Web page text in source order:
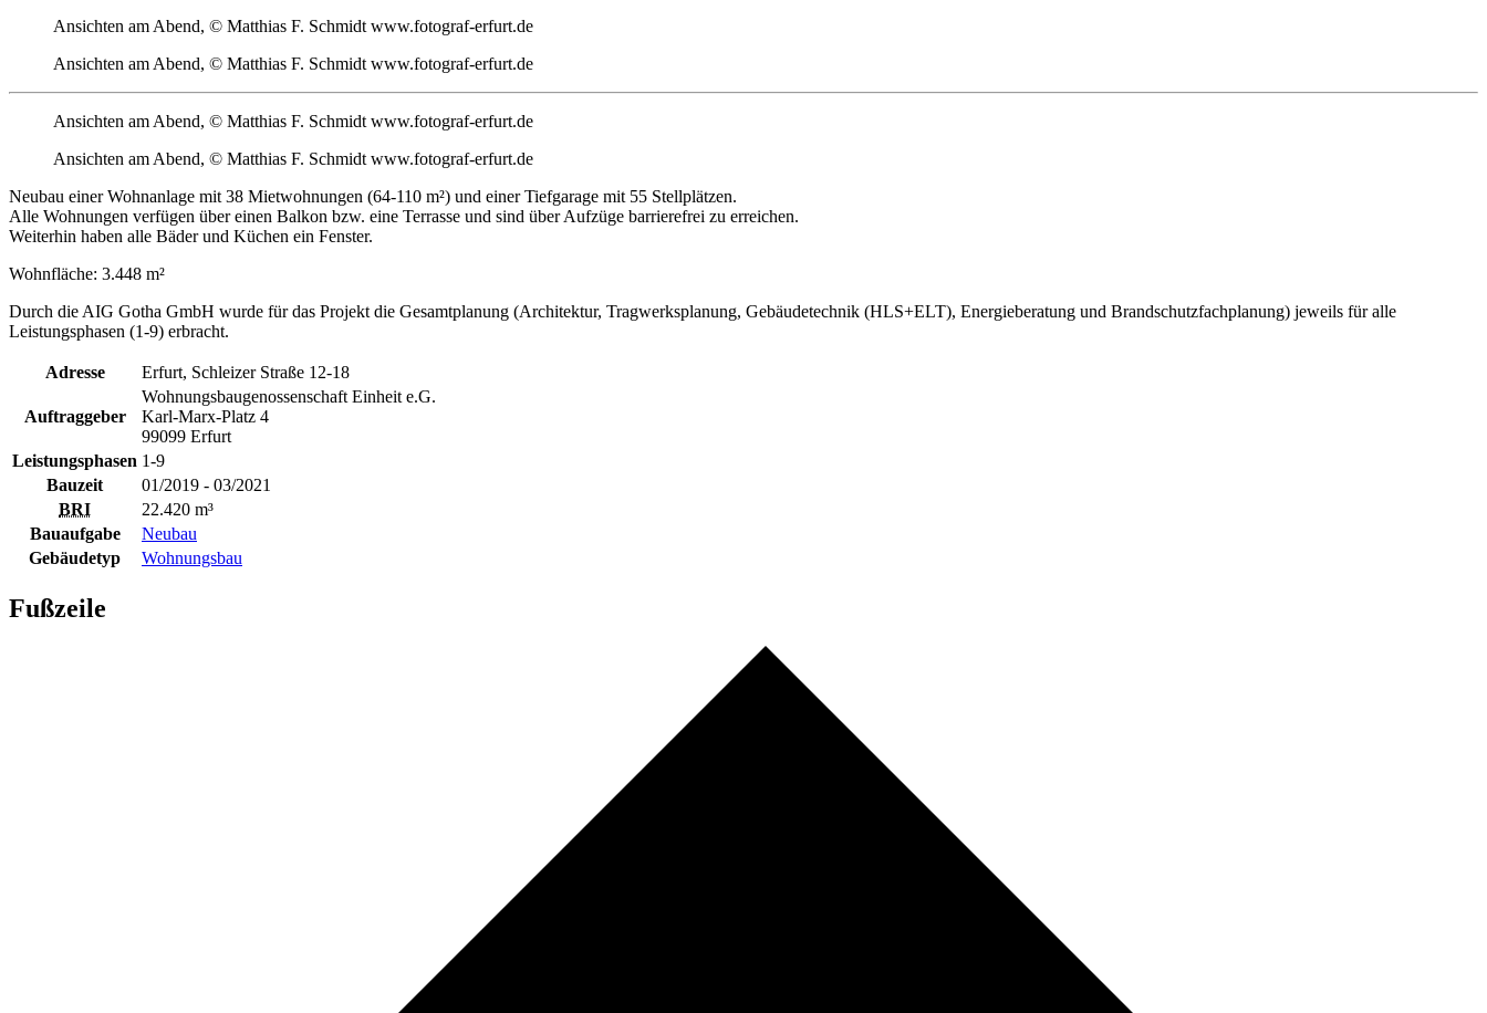
Ansichten am Abend, © Matthias F. Schmidt www.fotograf-erfurt.de
Ansichten am Abend, © Matthias F. Schmidt www.fotograf-erfurt.de
Ansichten am Abend, © Matthias F. Schmidt www.fotograf-erfurt.de
Ansichten am Abend, © Matthias F. Schmidt www.fotograf-erfurt.de
Neubau einer Wohnanlage mit 38 Mietwohnungen (64-110 m²) und einer Tiefgarage mit 55 Stellplätzen.
Alle Wohnungen verfügen über einen Balkon bzw. eine Terrasse und sind über Aufzüge barrierefrei zu erreichen.
Weiterhin haben alle Bäder und Küchen ein Fenster.
Wohnfläche: 3.448 m²
Durch die AIG Gotha GmbH wurde für das Projekt die Gesamtplanung (Architektur, Tragwerksplanung, Gebäudetechnik (HLS+ELT), Energieberatung und Brandschutzfachplanung) jeweils für alle
Leistungsphasen (1-9) erbracht.
Adresse Erfurt, Schleizer Straße 12-18
Auftraggeber
Wohnungsbaugenossenschaft Einheit e.G.
Karl-Marx-Platz 4
99099 Erfurt
Leistungsphasen 1-9
Bauzeit
01/2019 - 03/2021
BRI
22.420 m³
Bauaufgabe
Neubau
Gebäudetyp
Wohnungsbau
Fußzeile